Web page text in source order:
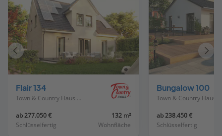
Flair 134
Town & Country Haus Deutschland
ab 277.050 €
Schlüsselfertig
132 m²
Wohnfläche
Bungalow 100
ab 238.450 €
Schlüsselfertig
Vorheriges
Haus
Haus